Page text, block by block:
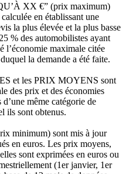
XX €” (prix maximum)
en établissant une
la plus élevée et la plus basse
% des automobilistes ayant
l’économie maximale citée
la demande a été faite.
et les PRIX MOYENS sont
des prix et des économies
même catégorie de
ils sont obtenus.
minimum) sont mis à jour
en euros. Les prix moyens,
sont exprimées en euros ou
(1er janvier, 1er